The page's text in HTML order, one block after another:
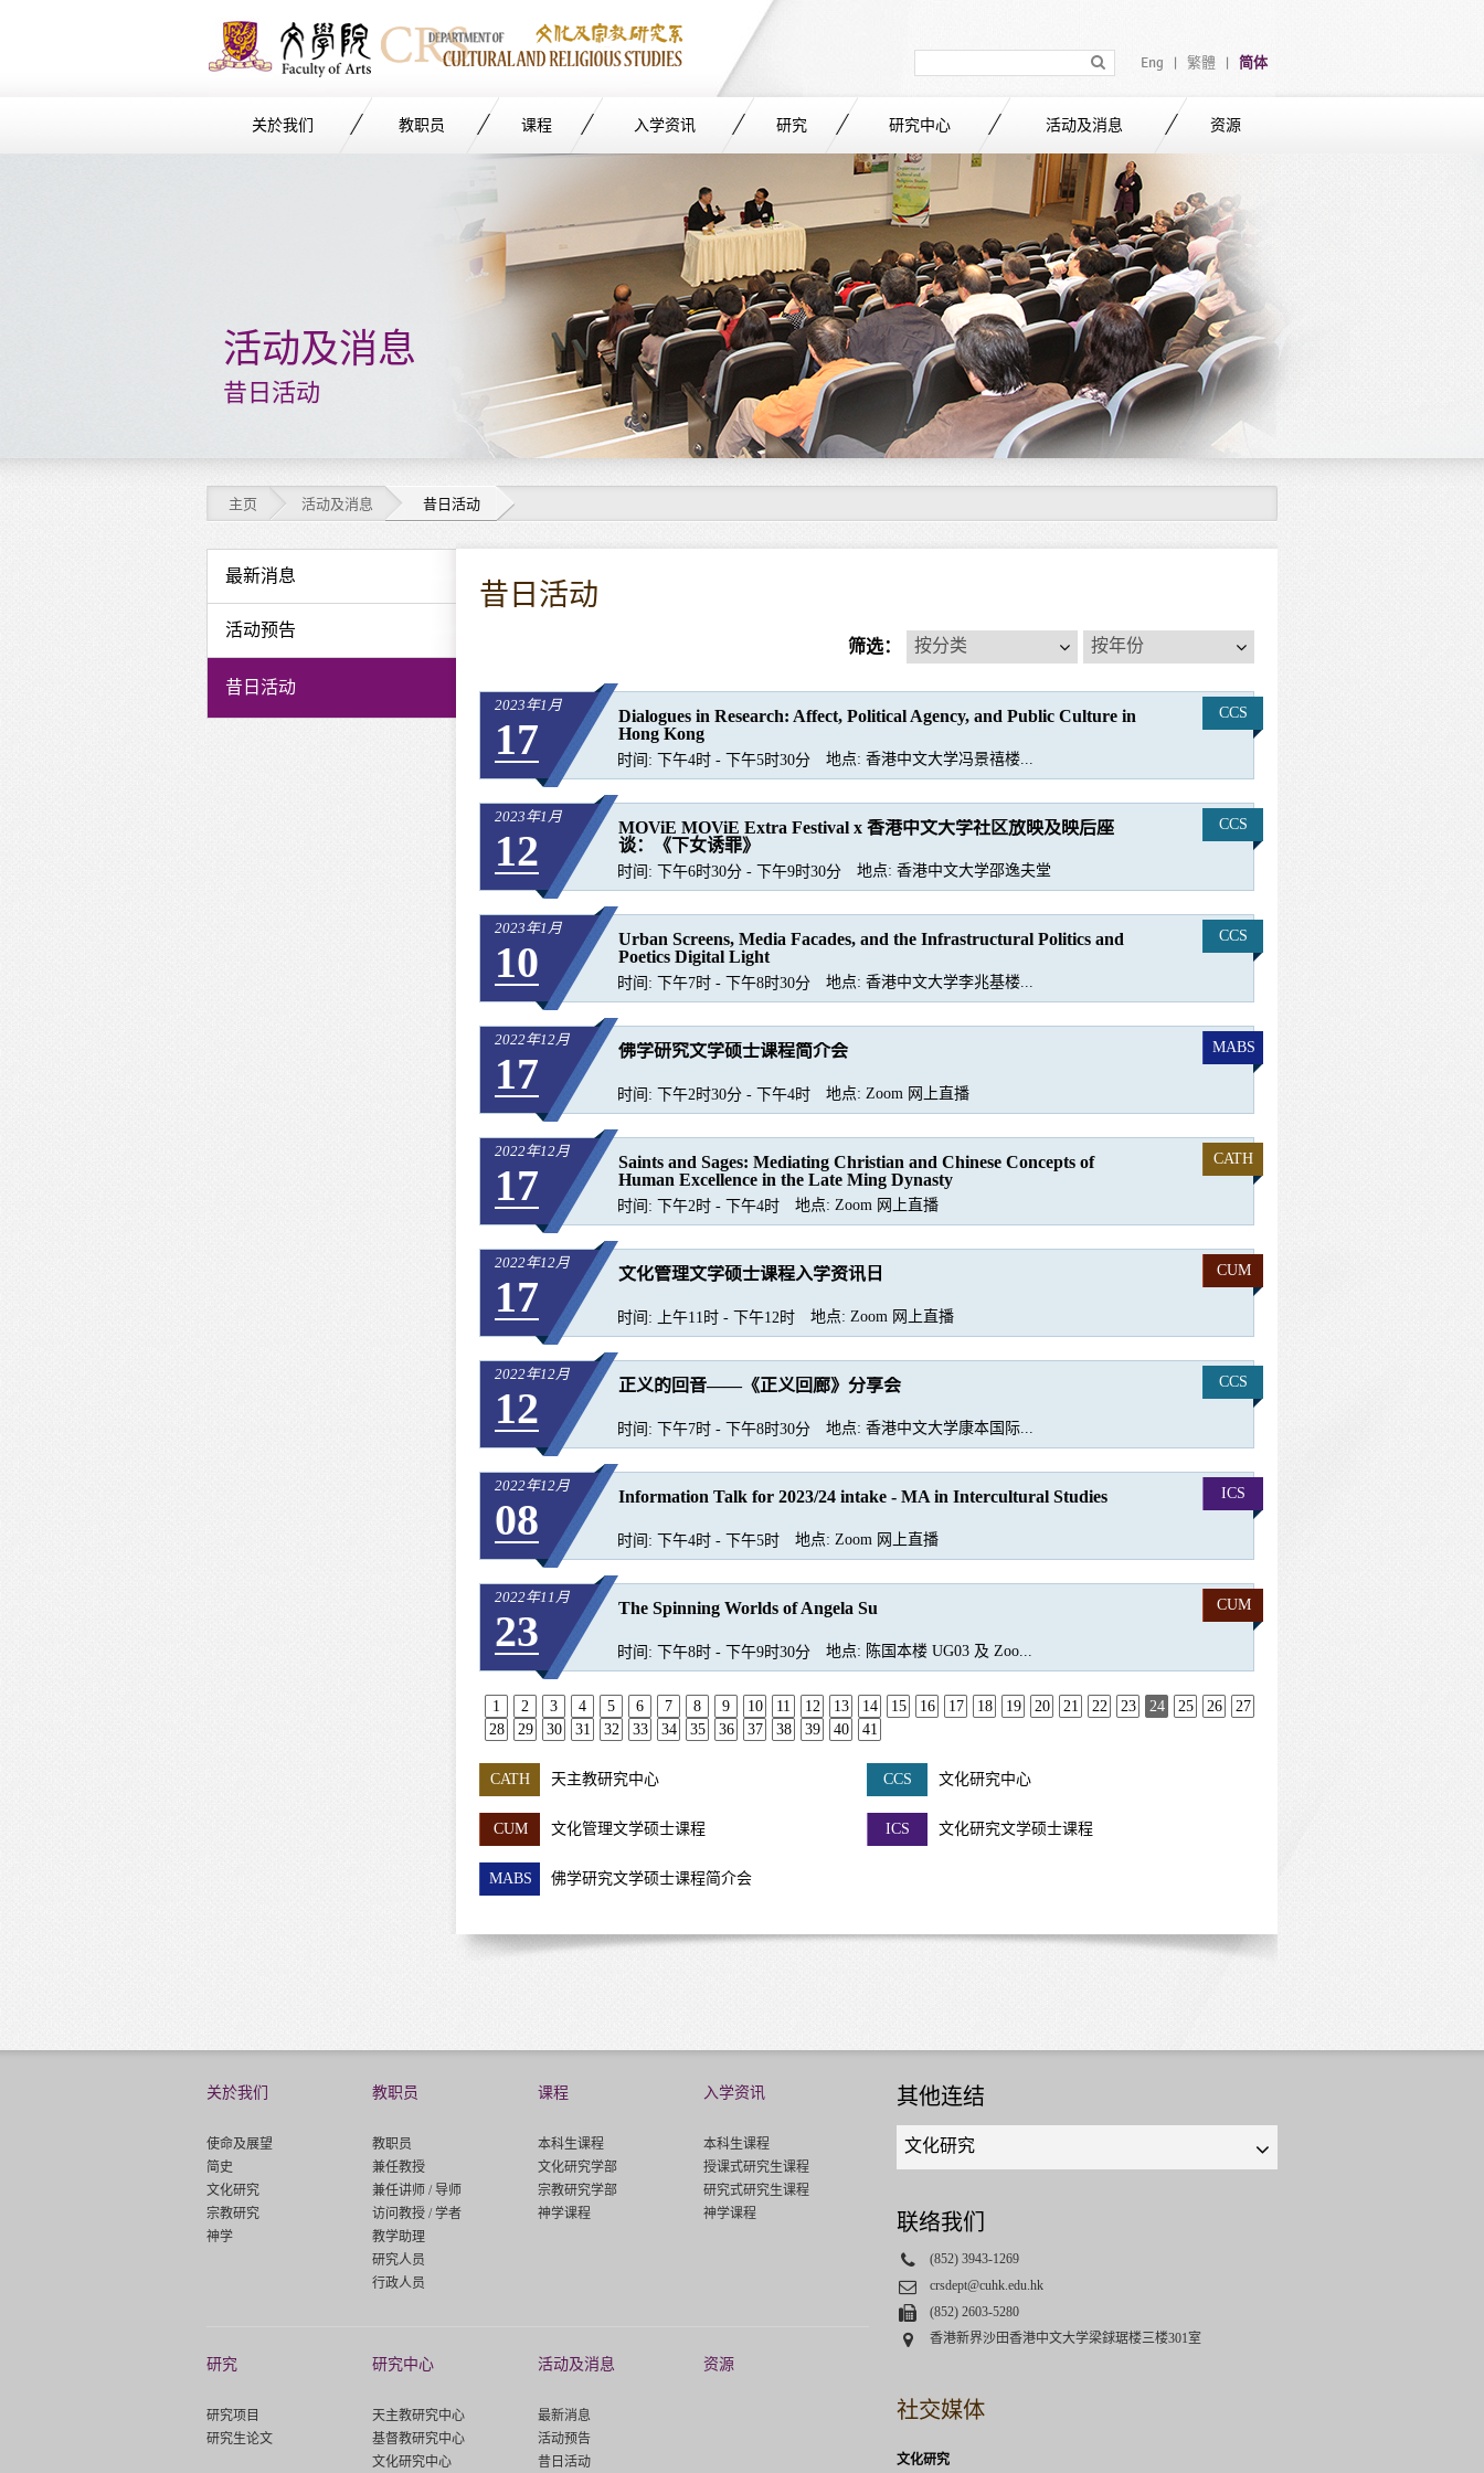
in
Eng 繁體 简体
关於我们 教职员 课程 入学资讯 研究 研究中心 活动及消息
资源
活动及消息
昔日活动
主页 活动及消息 昔日活动
活
动
及
消
最新消息
活动预告
昔日活动
昔日活动
筛选：
按
类
按分类
按
份
按年份
2023年1月
17
Dialogues in Research: Affect, Political Agency, and Public Culture in
Hong Kong
时间: 下午4时 - 下午5时30分 地点: 香港中文大学冯景禧楼...
CCS
2023年1月
12
MOViE MOViE Extra Festival x 香港中文大学社区放映及映后座
谈：《下女诱罪》
时间: 下午6时30分 - 下午9时30分 地点: 香港中文大学邵逸夫堂
CCS
2023年1月
10
Urban Screens, Media Facades, and the Infrastructural Politics and
Poetics Digital Light
时间: 下午7时 - 下午8时30分 地点: 香港中文大学李兆基楼...
CCS
2022年12月
17 佛学研究文学硕士课程简介会
时间: 下午2时30分 - 下午4时 地点: Zoom 网上直播
MABS
2022年12月
17
Saints and Sages: Mediating Christian and Chinese Concepts of
Human Excellence in the Late Ming Dynasty
时间: 下午2时 - 下午4时 地点: Zoom 网上直播
CATH
2022年12月
17 文化管理文学硕士课程入学资讯日
时间: 上午11时 - 下午12时 地点: Zoom 网上直播
CUM
2022年12月
12 正义的回音——《正义回廊》分享会
时间: 下午7时 - 下午8时30分 地点: 香港中文大学康本国际...
CCS
2022年12月
08 Information Talk for 2023/24 intake - MA in Intercultural Studies
时间: 下午4时 - 下午5时 地点: Zoom 网上直播
ICS
2022年11月
23 The Spinning Worlds of Angela Su
时间: 下午8时 - 下午9时30分 地点: 陈国本楼 UG03 及 Zoo...
CUM
1 2 3 4 5 6 7 8 9 10 11 12 13 14 15 16 17 18 19 20 21 22 23 24 25 26
27
28
29 30 31 32 33 34 35 36 37 38 39 40 41
CATH 天主教研究中心 CCS 文化研究中心
CUM 文化管理文学硕士课程 ICS 文化研究文学硕士课程
MABS 佛学研究文学硕士课程简介会
关於我们
使命及展望
简史
文化研究
宗教研究
神学
教职员
教职员
兼任教授
兼任讲师 / 导师
访问教授 / 学者
教学助理
研究人员
行政人员
课程
本科生课程
文化研究学部
宗教研究学部
神学课程
入学资讯
本科生课程
授课式研究生课程
研究式研究生课程
神学课程
研究
研究项目
研究生论文
研究中心
天主教研究中心
基督教研究中心
文化研究中心
活动及消息
最新消息
活动预告
昔日活动
资源
其他连结
Quick
links
select
文化研究
联络我们
Phone
(852) 3943-1269
Email
crsdept@cuhk.edu.hk
Fax(852) 2603-5280
Address
香港新界沙田香港中文大学梁銶琚楼三楼301室
社交媒体
文化研究